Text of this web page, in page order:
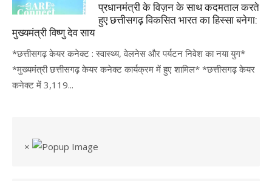
प्रधानमंत्री के विज़न के साथ कदमताल करते
हुए छत्तीसगढ़ विकसित भारत का हिस्सा बनेगा:
मुख्यमंत्री विष्णु देव साय
*छत्तीसगढ़ केयर कनेक्ट : स्वास्थ्य, वेलनेस और पर्यटन निवेश का नया युग*
*मुख्यमंत्री छत्तीसगढ़ केयर कनेक्ट कार्यक्रम में हुए शामिल* *छत्तीसगढ़ केयर
कनेक्ट में 3,119...
×